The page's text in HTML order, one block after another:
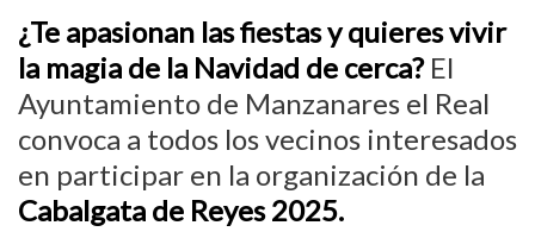
¿Te apasionan las fiestas y quieres vivir
la magia de la Navidad de cerca?El
Ayuntamiento de Manzanares el Real
convoca a todos los vecinos interesados
en participar en la organización de la
Cabalgata de Reyes 2025.